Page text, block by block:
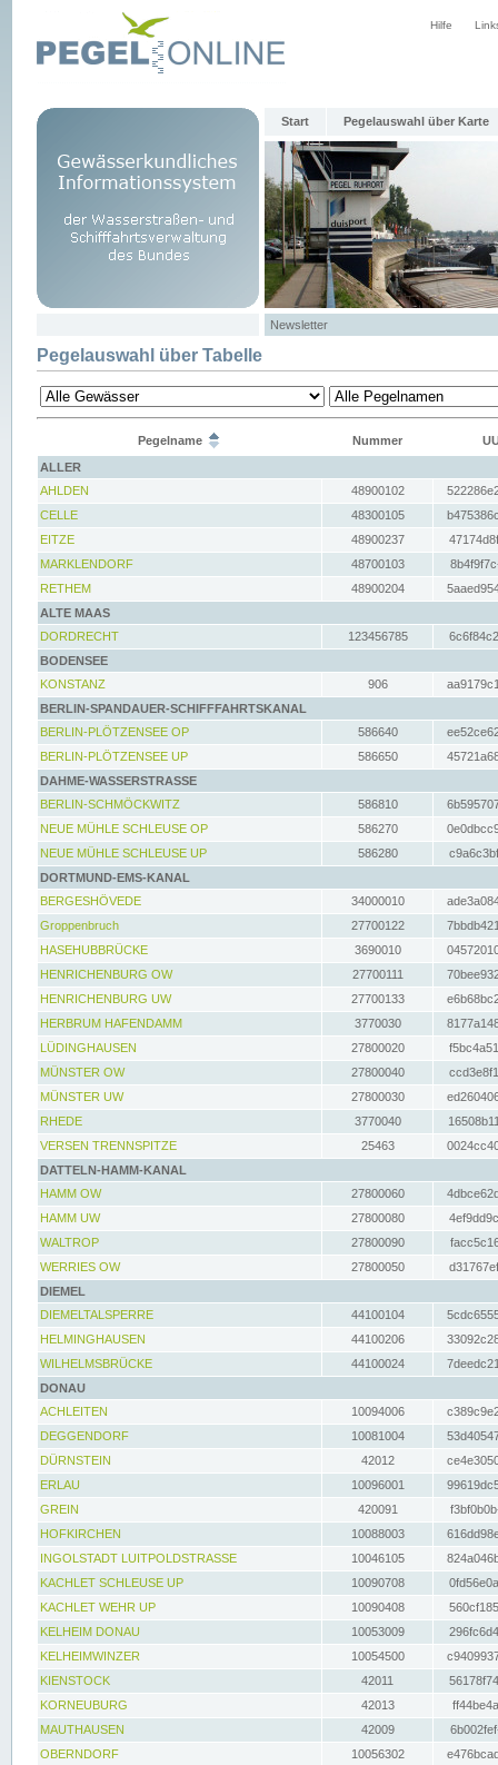
Hilfe
Start Pegelauswahl über Karte
Newsletter
Pegelauswahl über Tabelle
Pegelname Nummer
ALLER
AHLDEN
48900102
CELLE
48300105
EITZE
48900237
MARKLENDORF
48700103
RETHEM
48900204
ALTE MAAS
DORDRECHT
123456785
BODENSEE
KONSTANZ
906
BERLIN-SPANDAUER-SCHIFFFAHRTSKANAL
BERLIN-PLÖTZENSEE OP
586640
BERLIN-PLÖTZENSEE UP
586650
DAHME-WASSERSTRASSE
BERLIN-SCHMÖCKWITZ
586810
NEUE MÜHLE SCHLEUSE OP
586270
NEUE MÜHLE SCHLEUSE UP
586280
DORTMUND-EMS-KANAL
BERGESHÖVEDE
34000010
Groppenbruch
27700122
HASEHUBBRÜCKE
3690010
HENRICHENBURG OW
27700111
HENRICHENBURG UW
27700133
HERBRUM HAFENDAMM
3770030
LÜDINGHAUSEN
27800020
MÜNSTER OW
27800040
MÜNSTER UW
27800030
RHEDE
3770040
VERSEN TRENNSPITZE
25463
DATTELN-HAMM-KANAL
HAMM OW
27800060
HAMM UW
27800080
WALTROP
27800090
WERRIES OW
27800050
DIEMEL
DIEMELTALSPERRE
44100104
HELMINGHAUSEN
44100206
WILHELMSBRÜCKE
44100024
DONAU
ACHLEITEN
10094006
DEGGENDORF
10081004
DÜRNSTEIN
42012
ERLAU
10096001
GREIN
420091
HOFKIRCHEN
10088003
INGOLSTADT LUITPOLDSTRASSE
10046105
KACHLET SCHLEUSE UP
10090708
KACHLET WEHR UP
10090408
KELHEIM DONAU
10053009
KELHEIMWINZER
10054500
KIENSTOCK
42011
KORNEUBURG
42013
MAUTHAUSEN
42009
OBERNDORF
10056302